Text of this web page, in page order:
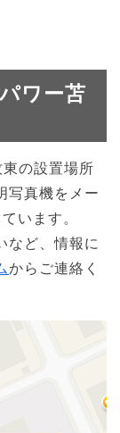
ワー苫
の設置場所
写真機をメー
います。
など、情報に
からご連絡く